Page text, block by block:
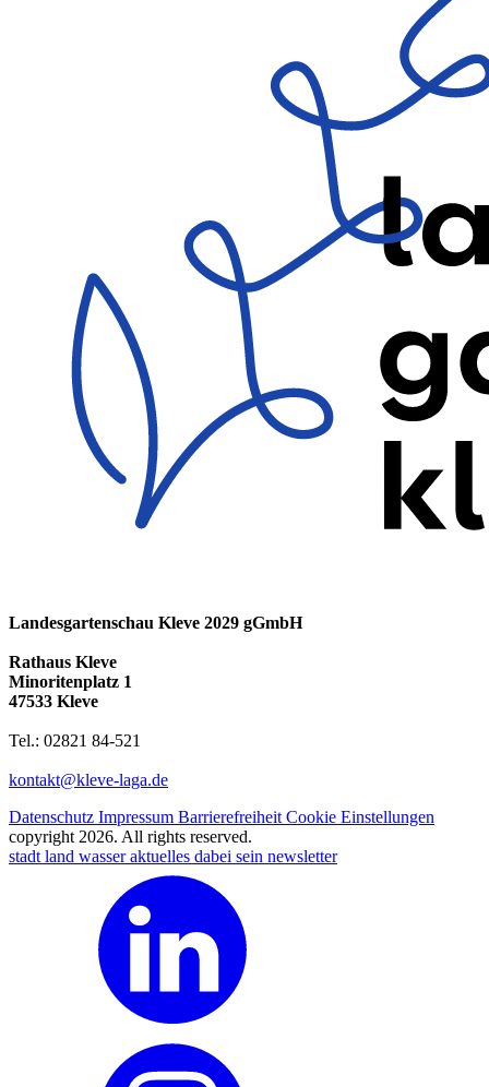
Landesgartenschau Kleve 2029 gGmbH
Rathaus Kleve
Minoritenplatz 1
47533 Kleve
Tel.: 02821 84-521
kontakt@kleve-laga.de
Datenschutz Impressum Barrierefreiheit Cookie Einstellungen
copyright 2026. All rights reserved.
stadt land wasseraktuelles dabei sein newsletter